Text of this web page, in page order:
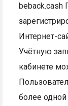
beback.cash
Интернет-
Учётную
кабинете
более одной